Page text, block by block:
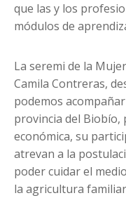
que las y los
módulos de
La seremi de la
Camila Contreras,
podemos
provincia del
económica, su
atrevan a la
poder cuidar el
la agricultura